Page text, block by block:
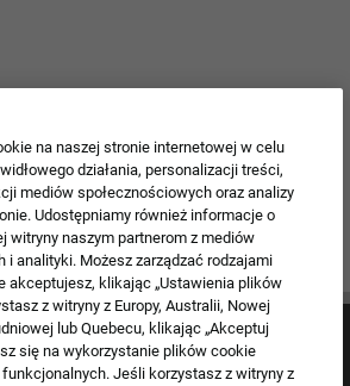
na naszej stronie internetowej w celu
działania, personalizacji treści,
mediów społecznościowych oraz analizy
Udostępniamy również informacje o
witryny naszym partnerom z mediów
i analityki. Możesz zarządzać rodzajami
akceptujesz, klikając „Ustawienia plików
z witryny z Europy, Australii, Nowej
lub Quebecu, klikając „Akceptuj
się na wykorzystanie plików cookie
Jeśli korzystasz z witryny z